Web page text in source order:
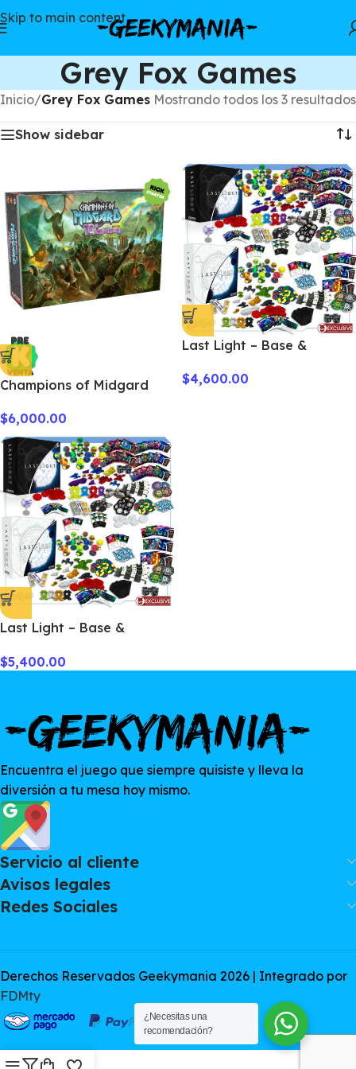
Skip to main content
Grey Fox Games
Inicio/Grey Fox Games Mostrando todos los 3 resultados
Show sidebar
Champions of Midgard
$6,000.00
Last Light – Base &
$4,600.00
Last Light – Base &
+ Trayz
$5,400.00
Encuentra el juego que siempre quisiste y lleva la
diversión a tu mesa hoy mismo.
Servicio al cliente
Avisos legales
Redes Sociales
Derechos Reservados Geekymania 2026 | Integrado por
FDMty
¿Necesitas una
recomendación?